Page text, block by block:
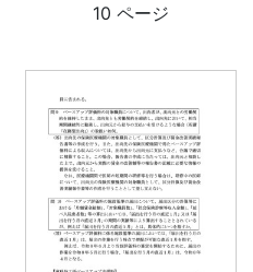
10 ページ